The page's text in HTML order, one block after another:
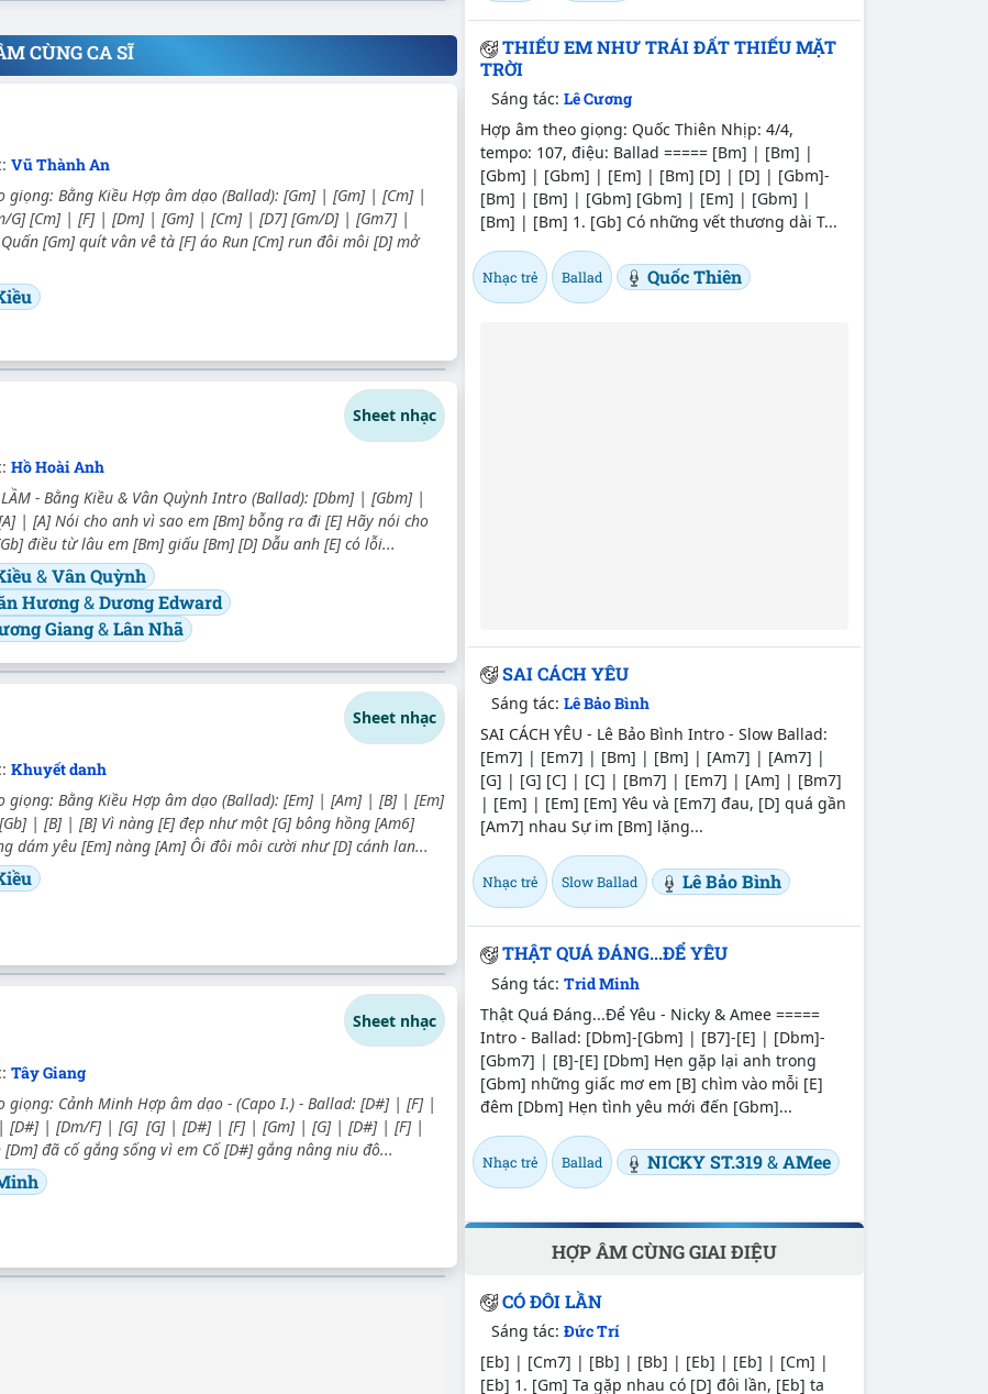
CÙNG CA SĨ
Vũ Thành An
giọng: Bằng Kiều Hợp âm dạo (Ballad): [Gm] | [Gm] | [Cm] |
G] [Cm] | [F] | [Dm] | [Gm] | [Cm] | [D7] [Gm/D] | [Gm7] |
[Gm] quít vân vê tà [F] áo Run [Cm] run đôi môi [D] mở
Sheet nhạc
Hồ Hoài Anh
LẦM - Bằng Kiều & Vân Quỳnh Intro (Ballad): [Dbm] | [Gbm] |
| [A] Nói cho anh vì sao em [Bm] bỗng ra đi [E] Hãy nói cho
điều từ lâu em [Bm] giấu [Bm] [D] Dẫu anh [E] có lỗi...
&Vân Quỳnh
Hương&Dương Edward
Giang&Lân Nhã
Sheet nhạc
Khuyết danh
giọng: Bằng Kiều Hợp âm dạo (Ballad): [Em] | [Am] | [B] | [Em]
| [B] | [B] Vì nàng [E] đẹp như một [G] bông hồng [Am6]
dám yêu [Em] nàng [Am] Ôi đôi môi cười như [D] cánh lan...
Sheet nhạc
Tây Giang
giọng: Cảnh Minh Hợp âm dạo - (Capo I.) - Ballad: [D#] | [F] |
[D#] | [Dm/F] | [G] [G] | [D#] | [F] | [Gm] | [G] | [D#] | [F] |
[Dm] đã cố gắng sống vì em Cố [D#] gắng nâng niu đô...
THIẾU EM NHƯ TRÁI ĐẤT THIẾU MẶT
TRỜI
Sáng tác:Lê Cương
Hợp âm theo giọng: Quốc Thiên Nhịp: 4/4,
tempo: 107, điệu: Ballad ===== [Bm] | [Bm] |
[Gbm] | [Gbm] | [Em] | [Bm] [D] | [D] | [Gbm]-
[Bm] | [Bm] | [Gbm] [Gbm] | [Em] | [Gbm] |
[Bm] | [Bm] 1. [Gb] Có những vết thương dài T...
Nhạc trẻ Ballad Quốc Thiên
SAI CÁCH YÊU
Sáng tác:Lê Bảo Bình
SAI CÁCH YÊU - Lê Bảo Bình Intro - Slow Ballad:
[Em7] | [Em7] | [Bm] | [Bm] | [Am7] | [Am7] |
[G] | [G] [C] | [C] | [Bm7] | [Em7] | [Am] | [Bm7]
| [Em] | [Em] [Em] Yêu và [Em7] đau, [D] quá gần
[Am7] nhau Sự im [Bm] lặng...
Nhạc trẻ Slow Ballad Lê Bảo Bình
THẬT QUÁ ĐÁNG...ĐỂ YÊU
Sáng tác:Trid Minh
Thật Quá Đáng...Để Yêu - Nicky & Amee =====
Intro - Ballad: [Dbm]-[Gbm] | [B7]-[E] | [Dbm]-
[Gbm7] | [B]-[E] [Dbm] Hẹn gặp lại anh trong
[Gbm] những giấc mơ em [B] chìm vào mỗi [E]
đêm [Dbm] Hẹn tình yêu mới đến [Gbm]...
Nhạc trẻ Ballad NICKY ST.319&AMee
HỢP ÂM CÙNG GIAI ĐIỆU
CÓ ĐÔI LẦN
Sáng tác:Đức Trí
[Eb] | [Cm7] | [Bb] | [Bb] | [Eb] | [Eb] | [Cm] |
[Eb] 1. [Gm] Ta gặp nhau có [D] đôi lần, [Eb] ta